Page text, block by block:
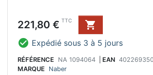
Prix
221,80 € TTC

 Expédié sous 3 à 5 jours
RÉFÉRENCE NA 1094064 EAN
MARQUE
Naber